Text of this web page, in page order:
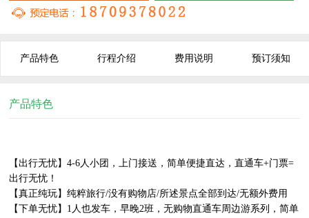
产品特色 行程介绍 费用说明 预订须知
产品特色
【出行无忧】4-6人小团，上门接送，简单便捷直达，直通车+门票=
出行无忧！
【真正纯玩】纯粹旅行/没有购物店/所述景点全部到达/无额外费用
【下单无忧】1人也发车，早晚2班，无购物直通车周边游系列，简单